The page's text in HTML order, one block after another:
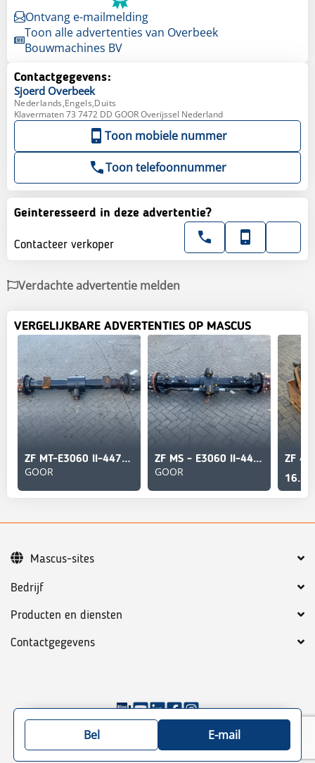
Ontvang e-mailmelding
Toon alle advertenties van Overbeek
Bouwmachines BV
Contactgegevens:
Sjoerd Overbeek
Nederlands,Engels,Duits
Klavermaten 73 7472 DD GOOR Overijssel Nederland
Toon mobiele nummer
Toon telefoonnummer
Geinteresseerd in deze advertentie?
Contacteer verkoper
Verdachte advertentie melden
VERGELIJKBARE ADVERTENTIES OP MASCUS
ZF MT-E3060 II-4472048241 / 7004361-Axle/Achse/As
GOOR
ZF MS - E3060 II-4472098235 / 7004360-Axle/Achse/As
GOOR
ZF
Bedrijf
Producten en diensten
Contactgegevens
Mascus Algemene voorwaarden Privacy policy
Site map
Mascus-sites
Bel E-mail